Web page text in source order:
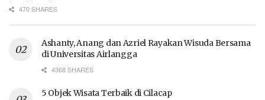
470 SHARES
Ashanty, Anang dan Azriel Rayakan Wisuda Bersama
di Universitas Airlangga
4368 SHARES
5 Objek Wisata Terbaik di Cilacap